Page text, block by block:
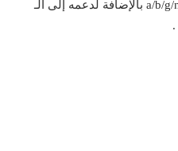
الواي فاي يأتي بترددات الـ a/b/g/n/ac/ax بالإضافة لدعمه إلى الـ